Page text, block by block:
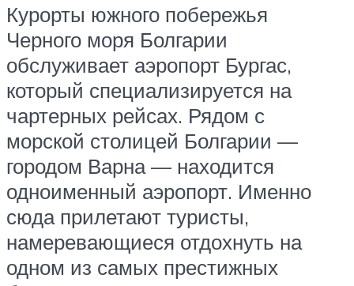
Курорты южного побережья
Черного моря Болгарии
обслуживает аэропорт Бургас,
который специализируется на
чартерных рейсах. Рядом с
морской столицей Болгарии —
городом Варна — находится
одноименный аэропорт. Именно
сюда прилетают туристы,
намеревающиеся отдохнуть на
одном из самых престижных